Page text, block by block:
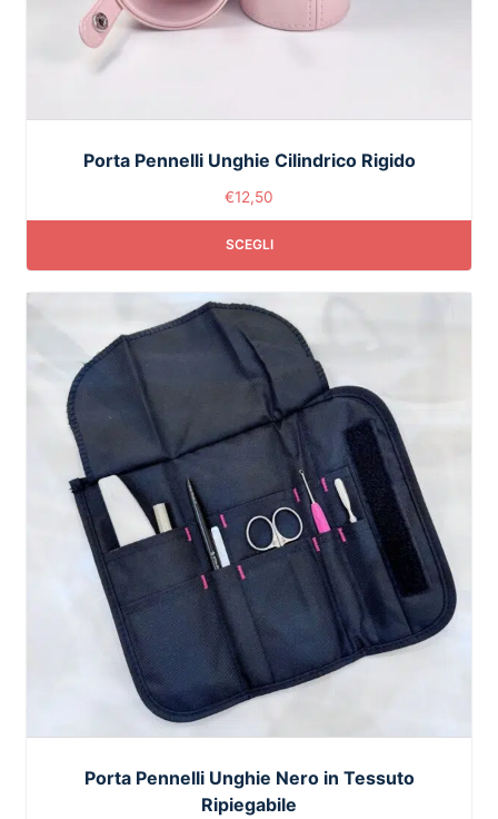
Porta Pennelli Unghie Cilindrico Rigido
€12,50
SCEGLI
Porta Pennelli Unghie Nero in Tessuto
Ripiegabile